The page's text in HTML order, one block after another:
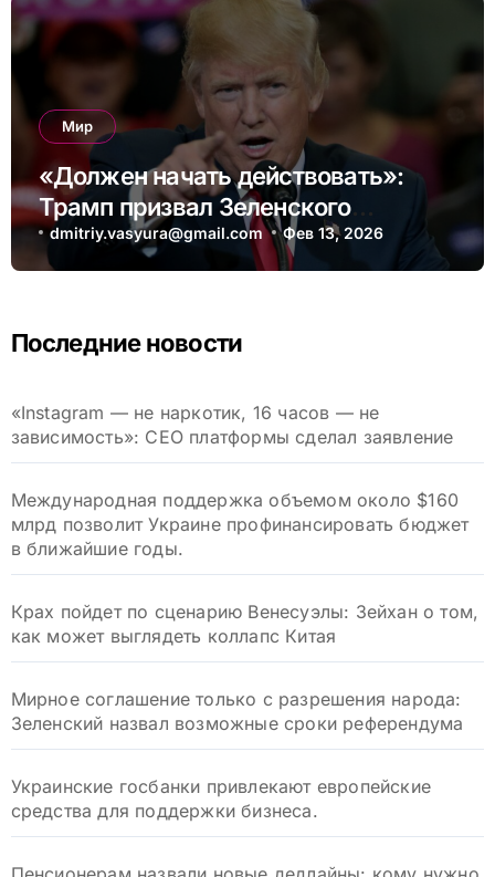
Мир
«Должен начать действовать»:
Трамп призвал Зеленского
поскорее договориться с Россией
dmitriy.vasyura@gmail.com Фев 13, 2026
Последние новости
«Instagram — не наркотик, 16 часов — не
зависимость»: CEO платформы сделал заявление
Международная поддержка объемом около $160
млрд позволит Украине профинансировать бюджет
в ближайшие годы.
Крах пойдет по сценарию Венесуэлы: Зейхан о том,
как может выглядеть коллапс Китая
Мирное соглашение только с разрешения народа:
Зеленский назвал возможные сроки референдума
Украинские госбанки привлекают европейские
средства для поддержки бизнеса.